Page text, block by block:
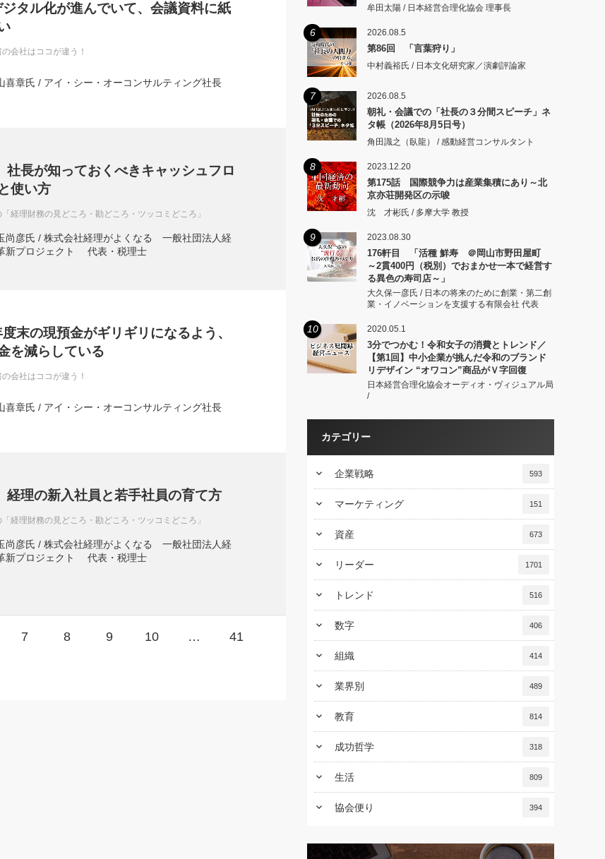
タル化が進んでいて、会議資料に紙
会社はココが違う！
喜章氏 / アイ・シー・オーコンサルティング社長
長が知っておくべきキャッシュフロ
使い方
経理財務の見どころ・勘どころ・ツッコミどころ」
尚彦氏 / 株式会社経理がよくなる 一般社団法人経
新プロジェクト 代表・税理士
末の現預金がギリギリになるよう、
を減らしている
会社はココが違う！
喜章氏 / アイ・シー・オーコンサルティング社長
理の新入社員と若手社員の育て方
経理財務の見どころ・勘どころ・ツッコミどころ」
尚彦氏 / 株式会社経理がよくなる 一般社団法人経
新プロジェクト 代表・税理士
7 8 9 10 … 41
牟田太陽 / 日本経営合理化協会 理事長
6 2026.08.5
第86回 「言葉狩り」
中村義裕氏 / 日本文化研究家／演劇評論家
7 2026.08.5
朝礼・会議での「社長の３分間スピーチ」ネ
タ帳（2026年8月5日号）
角田識之（臥龍） / 感動経営コンサルタント
8 2023.12.20
第175話 国際競争力は産業集積にあり～北
京亦荘開発区の示唆
沈 才彬氏 / 多摩大学 教授
9 2023.08.30
176軒目 「活種 鮮寿 ＠岡山市野田屋町
～2貫400円（税別）でおまかせ一本で経営す
る異色の寿司店～」
大久保一彦氏 / 日本の将来のために創業・第二創
業・イノベーションを支援する有限会社 代表
10 2020.05.1
3分でつかむ！令和女子の消費とトレンド／
【第1回】中小企業が挑んだ令和のブランド
リデザイン “オワコン”商品がＶ字回復
日本経営合理化協会オーディオ・ヴィジュアル局
/
カテゴリー
keyboard_arrow_down 企業戦略 593
keyboard_arrow_down マーケティング 151
keyboard_arrow_down 資産 673
keyboard_arrow_down リーダー 1701
keyboard_arrow_down トレンド 516
keyboard_arrow_down 数字 406
keyboard_arrow_down 組織 414
keyboard_arrow_down 業界別 489
keyboard_arrow_down 教育 814
keyboard_arrow_down 成功哲学 318
keyboard_arrow_down 生活 809
keyboard_arrow_down 協会便り 394